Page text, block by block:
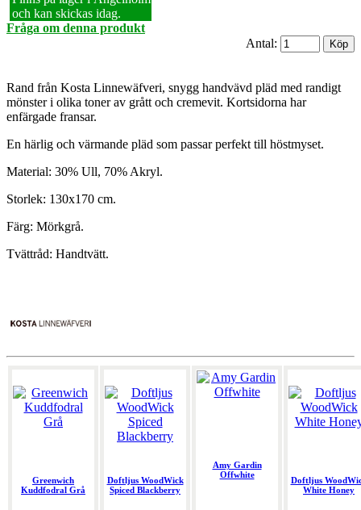
och kan skickas idag.
Fråga om denna produkt
Antal:
Rand från Kosta Linnewäfveri, snygg handvävd pläd med randigt
mönster i olika toner av grått och cremevit. Kortsidorna har
enfärgade fransar.
En härlig och värmande pläd som passar perfekt till höstmyset.
Material: 30% Ull, 70% Akryl.
Storlek: 130x170 cm.
Färg: Mörkgrå.
Tvättråd: Handtvätt.
Greenwich
Kuddfodral Grå
Doftljus WoodWick
Spiced Blackberry
Amy Gardin
Offwhite
Doftljus
White Honey